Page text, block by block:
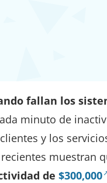
fallan los
minuto de
y los
muestran
de $300,000